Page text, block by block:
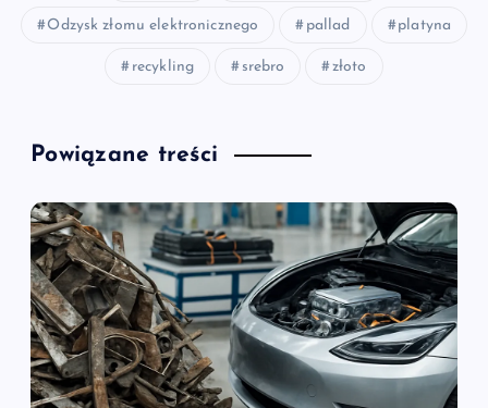
Odzysk złomu elektronicznego pallad platyna
recykling srebro złoto
Powiązane treści